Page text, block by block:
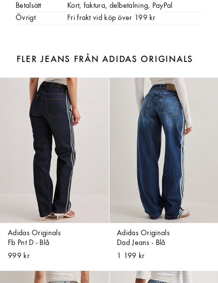
Betalsätt
Kort, faktura, delbetalning, PayPal
Övrigt
Fri frakt vid köp över 199 kr
FLER JEANS FRÅN ADIDAS ORIGINALS
Adidas Originals
Fb Pnt D - Blå
999 kr
Adidas Originals
Dad Jeans - Blå
1 199 kr